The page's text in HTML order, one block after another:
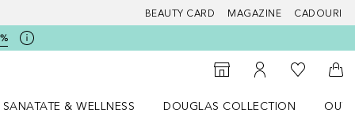
BEAUTY CARD MAGAZINE CADOURI
Către Găsire magazin
Către Contul meu
Către
SANATATE & WELLNESS
DOUGLAS COLLECTION